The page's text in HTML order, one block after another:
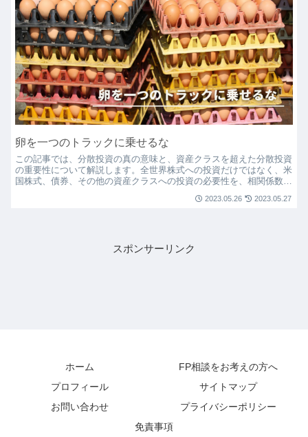
卵を一つのトラックに乗せるな
この記事では、分散投資の真の意味と、資産クラスを超えた分散投資
の重要性について解説します。全世界株式への投資だけではなく、米
国株式、債券、その他の資産クラスへの投資の必要性を、相関係数と
用いて、異なる資産クラスがどのように互いのリスクを打ち消すこと
2023.05.26 2023.05.27
スポンサーリンク
ホーム
FP相談をお考えの方へ
プロフィール
サイトマップ
お問い合わせ
プライバシーポリシー
免責事項